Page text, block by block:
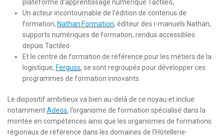
plateforme d’apprentissage numérique Tactileo,
Un acteur incontournable de l’édition de contenus de
formation, Nathan Formation, éditeur des i-manuels Nathan,
supports numériques de formation, rendus accessibles
depuis Tactileo
Et le centre de formation de référence pour les métiers de la
logistique, Ferguss, se sont regroupés pour développer ces
programmes de formation innovants.
Le dispositif ambitieux va bien au-delà de ce noyau et inclue
notammentAdeos, l’organisme de formation spécialisé dans la
montée en compétences ainsi que les organismes de formations
régionaux de référence dans les domaines de l’Hôtellerie-